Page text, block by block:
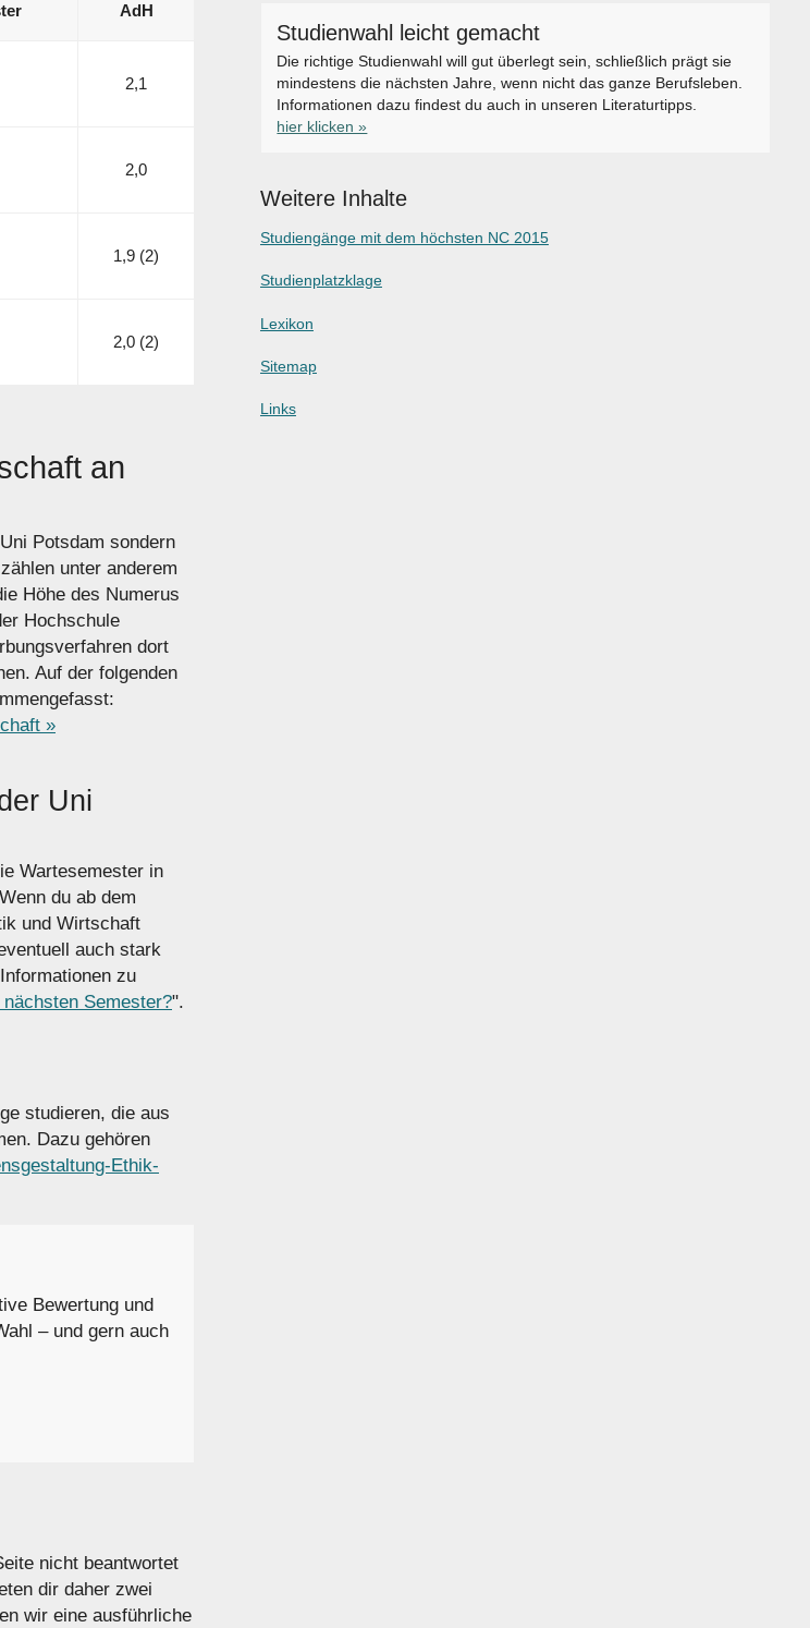
AdH
2,1
2,0
1,9 (2)
2,0 (2)
an
Potsdam sondern
unter anderem
Höhe des Numerus
Hochschule
dort
Auf der folgenden
»
Uni
Wartesemester in
du ab dem
und Wirtschaft
auch stark
zu
Semester?".
studieren, die aus
Dazu gehören
Ethik-
Bewertung und
– und gern auch
nicht beantwortet
dir daher zwei
wir eine ausführliche
Studienwahl leicht gemacht
Die richtige Studienwahl will gut überlegt sein, schließlich prägt sie
mindestens die nächsten Jahre, wenn nicht das ganze Berufsleben.
Informationen dazu findest du auch in unseren Literaturtipps.
hier klicken »
Weitere Inhalte
Studiengänge mit dem höchsten NC 2015
Studienplatzklage
Lexikon
Sitemap
Links